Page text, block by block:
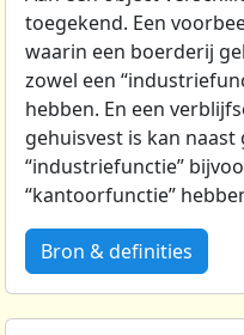
toegekend. Een
waarin een boerderij
zowel een
hebben. En een
gehuisvest is kan
“industriefunctie”
“kantoorfunctie”
Bron & definities